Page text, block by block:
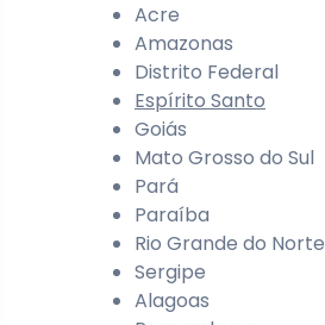
Acre
Amazonas
Distrito Federal
Espírito Santo
Goiás
Mato Grosso do Sul
Pará
Paraíba
Rio Grande do Norte
Sergipe
Alagoas